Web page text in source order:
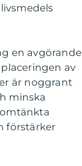
en avgörande
av
är noggrant
minska
förstärker